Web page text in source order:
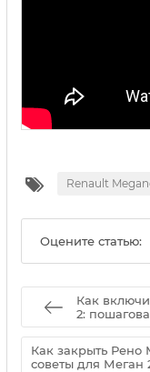
Renault
Оцените статью:
Как
2:
Как закрыть Рено
советы для Меган